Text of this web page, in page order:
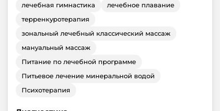
лечебная гимнастика
лечебное плавание
терренкуротерапия
зональный лечебный классический массаж
мануальный массаж
Питание по лечебной программе
Питьевое лечение минеральной водой
Психотерапия